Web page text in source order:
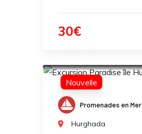
30€
Nouvelle
Promenades en Mer
Hurghada